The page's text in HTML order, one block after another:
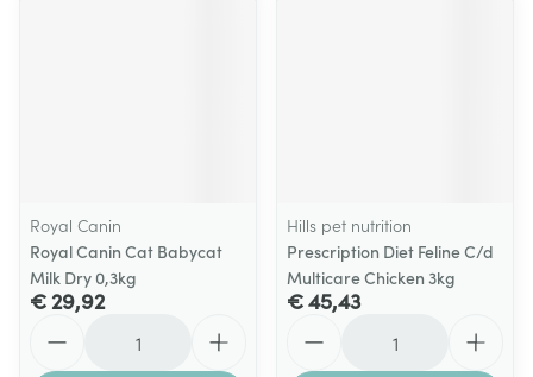
Royal Canin
Royal Canin Cat Babycat
Milk Dry 0,3kg
€ 29,92
Hills pet nutrition
Prescription Diet Feline C/d
Multicare Chicken 3kg
€ 45,43